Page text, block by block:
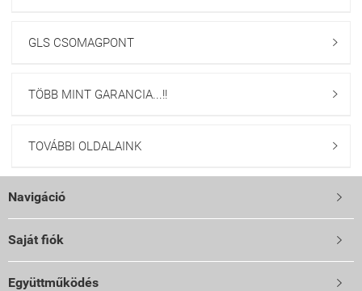
GLS CSOMAGPONT 
TÖBB MINT GARANCIA...!! 
TOVÁBBI OLDALAINK 
Navigáció 
Saját fiók 
Együttműködés 